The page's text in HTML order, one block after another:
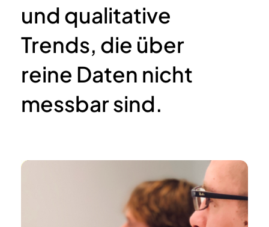
und qualitative
Trends, die über
reine Daten nicht
messbar sind.